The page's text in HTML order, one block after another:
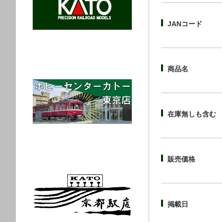
JANコード
商品名
在庫無しも含む
販売価格
掲載日